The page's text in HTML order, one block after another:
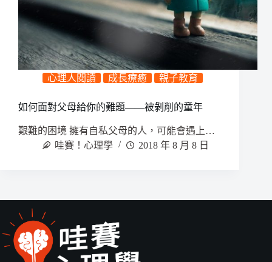
心理人閱讀 成長療癒 親子教育
如何面對父母給你的難題——被剝削的童年
艱難的困境 擁有自私父母的人，可能會遇上…
哇賽！心理學
2018 年 8 月 8 日